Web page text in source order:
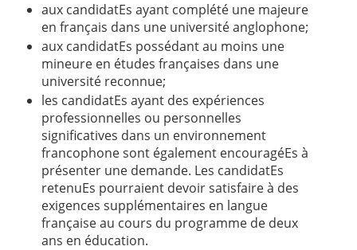
aux candidatEs ayant complété une majeure
en français dans une université anglophone;
aux candidatEs possédant au moins une
mineure en études françaises dans une
université reconnue;
les candidatEs ayant des expériences
professionnelles ou personnelles
significatives dans un environnement
francophone sont également encouragéEs à
présenter une demande. Les candidatEs
retenuEs pourraient devoir satisfaire à des
exigences supplémentaires en langue
française au cours du programme de deux
ans en éducation.